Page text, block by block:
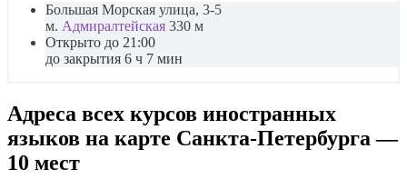
Большая Морская улица, 3-5
м. Адмиралтейская 330 м
Открыто до 21:00
до закрытия 6 ч 7 мин
Адреса всех курсов иностранных
языков на карте Санкта-Петербурга —
10 мест